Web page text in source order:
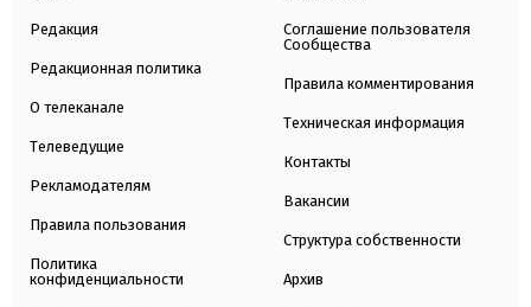
Редакция
Редакционная политика
О телеканале
Телеведущие
Рекламодателям
Правила пользования
Политика
конфиденциальности
Соглашение пользователя
Сообщества
Правила комментирования
Техническая информация
Контакты
Вакансии
Структура собственности
Архив